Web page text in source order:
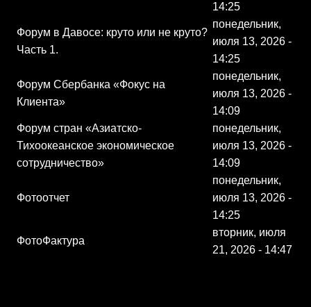
14:25
Форум в Давосе: круто или не круто?
Часть 1.
понедельник,
июля 13, 2026 -
14:25
Форум Сбербанка «Фокус на
Клиента»
понедельник,
июля 13, 2026 -
14:09
Форум стран «Азиатско-
Тихоокеанское экономическое
сотрудничество»
понедельник,
июля 13, 2026 -
14:09
Фотоотчет
понедельник,
июля 13, 2026 -
14:25
ФотоФактура
вторник, июля
21, 2026 - 14:47